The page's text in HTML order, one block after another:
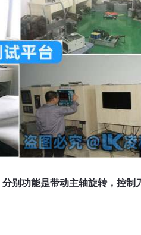
别功能是带动主轴旋转，控制